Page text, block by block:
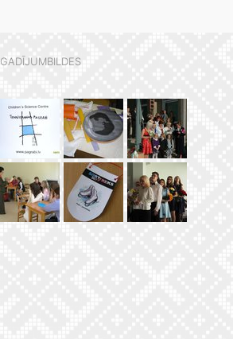
GADĪJUMBILDES